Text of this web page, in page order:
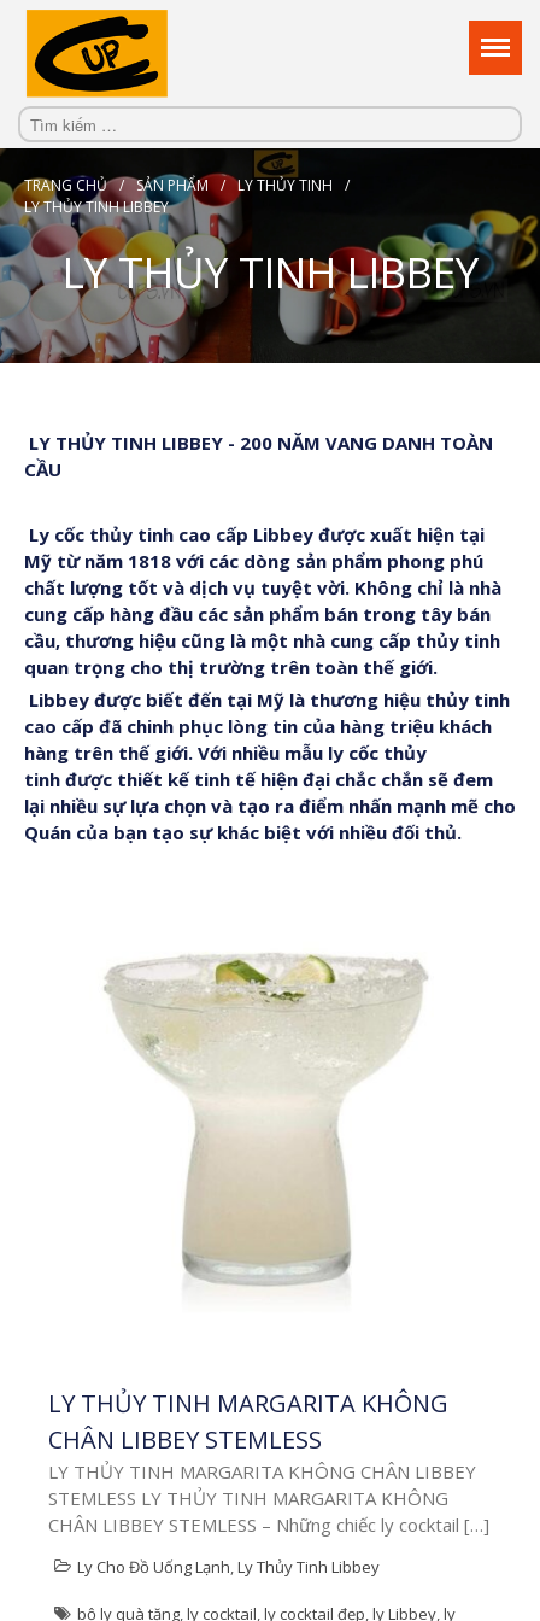
Dịch Vụ
KIẾN THỨC -
BLOG
Kiến thức -
kiến thức
chuyên
sâu, kinh
nghiệm, xu
hướng và
hướng dẫn
đến ly cốc,
quà tặng
doanh
nghiệp và
TRANG CHỦ / SẢN PHẨM / LY THỦY TINH
/
LY THỦY TINH LIBBEY
LY THỦY TINH LIBBEY
LY THỦY TINH LIBBEY - 200 NĂM VANG DANH TOÀN
CẦU
Ly cốc thủy tinh cao cấp Libbey được xuất hiện tại
Mỹ từ năm 1818 với các dòng sản phẩm phong phú
chất lượng tốt và dịch vụ tuyệt vời. Không chỉ là nhà
cung cấp hàng đầu các sản phẩm bán trong tây bán
cầu, thương hiệu cũng là một nhà cung cấp thủy tinh
quan trọng cho thị trường trên toàn thế giới.
Libbey được biết đến tại Mỹ là thương hiệu thủy tinh
cao cấp đã chinh phục lòng tin của hàng triệu khách
hàng trên thế giới. Với nhiều mẫu ly cốc thủy
tinh được thiết kế tinh tế hiện đại chắc chắn sẽ đem
lại nhiều sự lựa chọn và tạo ra điểm nhấn mạnh mẽ cho
Quán của bạn tạo sự khác biệt với nhiều đối thủ.
LY THỦY TINH MARGARITA KHÔNG
CHÂN LIBBEY STEMLESS
LY THỦY TINH MARGARITA KHÔNG CHÂN LIBBEY
STEMLESS LY THỦY TINH MARGARITA KHÔNG
CHÂN LIBBEY STEMLESS – Những chiếc ly cocktail […]
Ly Cho Đồ Uống Lạnh,Ly Thủy Tinh Libbey
bộ ly quà tặng,ly cocktail,ly cocktail đẹp,ly Libbey,ly